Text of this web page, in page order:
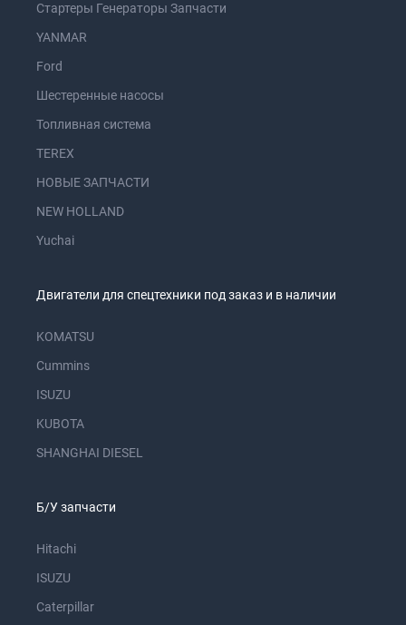
Стартеры Генераторы Запчасти
YANMAR
Ford
Шестеренные насосы
Топливная система
TEREX
НОВЫЕ ЗАПЧАСТИ
NEW HOLLAND
Yuchai
Двигатели для спецтехники под заказ и в наличии
KOMATSU
Cummins
ISUZU
KUBOTA
SHANGHAI DIESEL
Б/У запчасти
Hitachi
ISUZU
Caterpillar